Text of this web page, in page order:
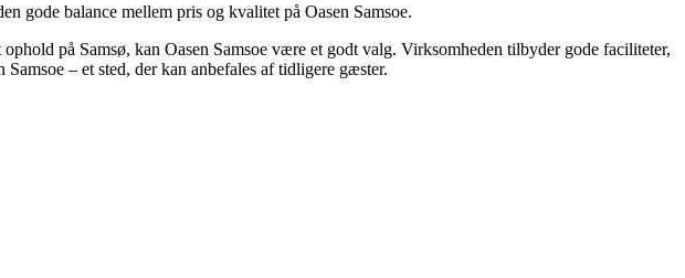
gode balance mellem pris og kvalitet på Oasen Samsoe.
på Samsø, kan Oasen Samsoe være et godt valg. Virksomheden tilbyder gode faciliteter,
– et sted, der kan anbefales af tidligere gæster.